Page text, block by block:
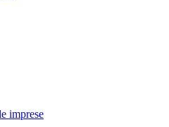
imprese